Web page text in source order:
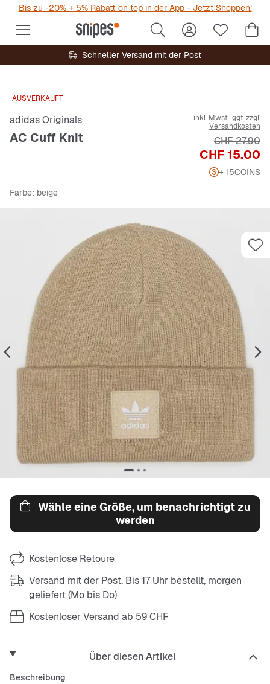
Bis zu -20% + 5% Rabatt on top in der App - Jetzt Shoppen!
Schneller Versand mit der Post
AUSVERKAUFT
adidas Originals
AC Cuff Knit
inkl. Mwst., ggf. zzgl.
Versandkosten
Preis
CHF 15.00
CHF 27.90
+ 15COINS
Farbe: beige
Wähle eine Größe, um benachrichtigt zu
werden
Kostenlose Retoure
Versand mit der Post. Bis 17 Uhr bestellt, morgen
geliefert (Mo bis Do)
Kostenloser Versand ab 59 CHF
Über diesen Artikel
Beschreibung